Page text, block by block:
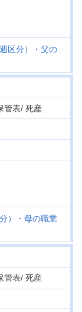
区分）・父の
管表/ 死産
）・母の職業
管表/ 死産